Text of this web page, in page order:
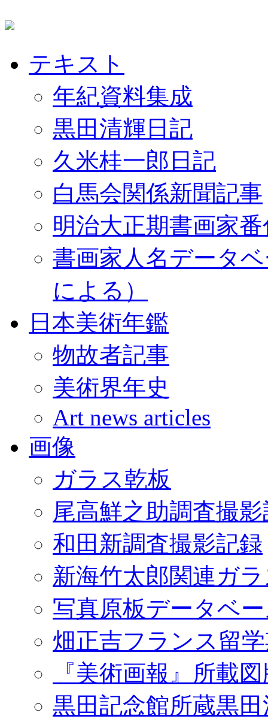
テキスト
年紀資料集成
黒田清輝日記
久米桂一郎日記
白馬会関係新聞記事
明治大正期書画家
書画家人名データ
による）
日本美術年鑑
物故者記事
美術界年史
Art news articles
画像
ガラス乾板
尾高鮮之助調査撮
和田新調査撮影記録
新海竹太郎関連ガ
写真原板データベ
畑正吉フランス留
『美術画報』所載
黒田記念館所蔵黒